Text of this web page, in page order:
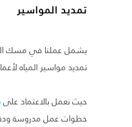
تمديد المواسير
يشمل عملنا في مسك
تمديد مواسير المياه
حيث نعمل بالاعتماد على
خطوات عمل مدروسة